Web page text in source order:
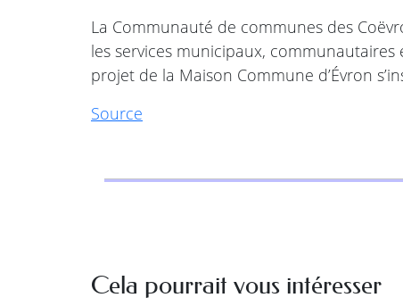
La Communauté de communes des
les services municipaux,
projet de la Maison Commune d’Évron
Source
Cela pourrait vous intéresser